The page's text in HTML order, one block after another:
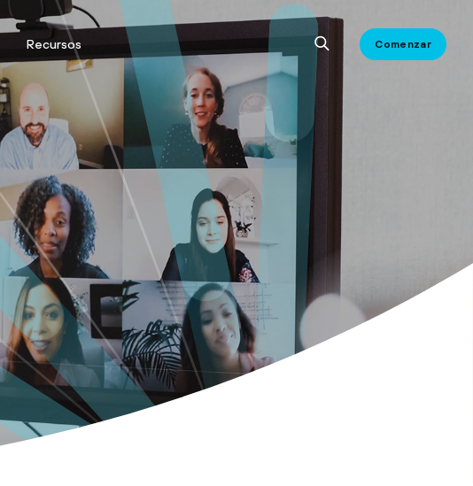
Recursos Comenzar